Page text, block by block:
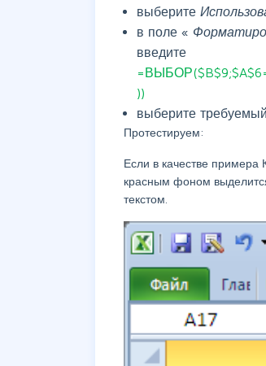
выберите
в поле «
введите
))
выберите
Протестируем:
Если в качестве примера
красным фоном
текстом.